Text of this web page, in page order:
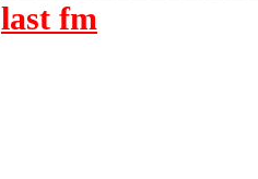
last fm